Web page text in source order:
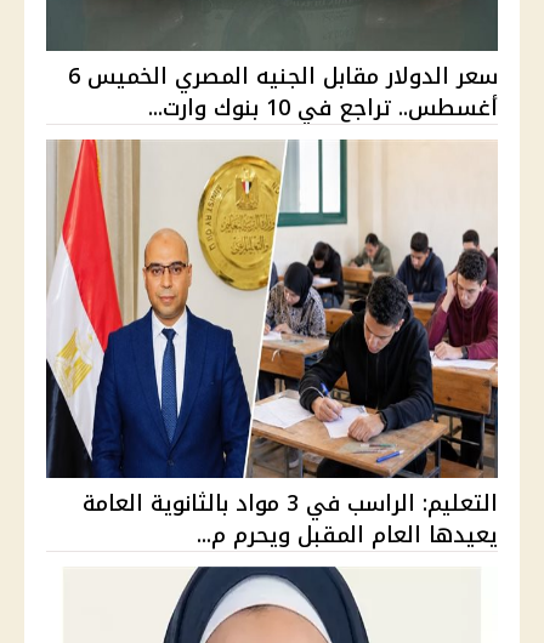
سعر الدولار مقابل الجنيه المصري الخميس 6
أغسطس.. تراجع في 10 بنوك وارت...
التعليم: الراسب في 3 مواد بالثانوية العامة
يعيدها العام المقبل ويحرم م...